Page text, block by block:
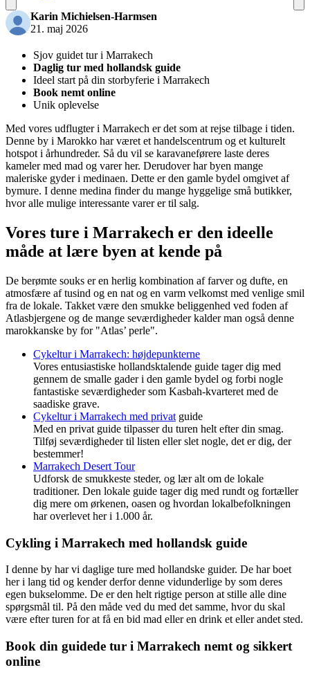
Karin Michielsen-Harmsen
21. maj 2026
Sjov guidet tur i Marrakech
Daglig tur med hollandsk guide
Ideel start på din storbyferie i Marrakech
Book nemt online
Unik oplevelse
Med vores udflugter i Marrakech er det som at rejse tilbage i tiden.
Denne by i Marokko har været et handelscentrum og et kulturelt
hotspot i århundreder. Så du vil se karavaneførere laste deres
kameler med mad og varer her. Derudover har byen mange
maleriske gyder i medinaen. Dette er den gamle bydel omgivet af
bymure. I denne medina finder du mange hyggelige små butikker,
hvor alle mulige interessante varer er til salg.
Vores ture i Marrakech er den ideelle
måde at lære byen at kende på
De berømte souks er en herlig kombination af farver og dufte, en
atmosfære af tusind og en nat og en varm velkomst med venlige smil
fra de lokale. Takket være den smukke beliggenhed ved foden af
Atlasbjergene og de mange seværdigheder kalder man også denne
marokkanske by for "Atlas’ perle".
Cykeltur i Marrakech: højdepunkterne
Vores entusiastiske hollandsktalende guide tager dig med
gennem de smalle gader i den gamle bydel og forbi nogle
fantastiske seværdigheder som Kasbah-kvarteret med de
saadiske grave.
Cykeltur i Marrakech med privat guide
Med en privat guide tilpasser du turen helt efter din smag.
Tilføj seværdigheder til listen eller slet nogle, det er dig, der
bestemmer!
Marrakech Desert Tour
Udforsk de smukkeste steder, og lær alt om de lokale
traditioner. Den lokale guide tager dig med rundt og fortæller
dig mere om ørkenen, oasen og hvordan lokalbefolkningen
har overlevet her i 1.000 år.
Cykling i Marrakech med hollandsk guide
I denne by har vi daglige ture med hollandske guider. De har boet
her i lang tid og kender derfor denne vidunderlige by som deres
egen bukselomme. De er den helt rigtige person at stille alle dine
spørgsmål til. På den måde ved du med det samme, hvor du skal
være efter turen for at få en bid mad eller en drink et eller andet sted.
Book din guidede tur i Marrakech nemt og sikkert
online